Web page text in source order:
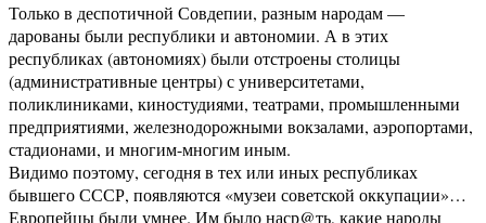
Только в деспотичной Совдепии, разным народам —
дарованы были республики и автономии. А в этих
республиках (автономиях) были отстроены столицы
(административные центры) с университетами,
поликлиниками, киностудиями, театрами, промышленными
предприятиями, железнодорожными вокзалами, аэропортами,
стадионами, и многим-многим иным.
Видимо поэтому, сегодня в тех или иных республиках
бывшего СССР, появляются «музеи советской оккупации»…
Европейцы были умнее. Им было наср@ть, какие народы